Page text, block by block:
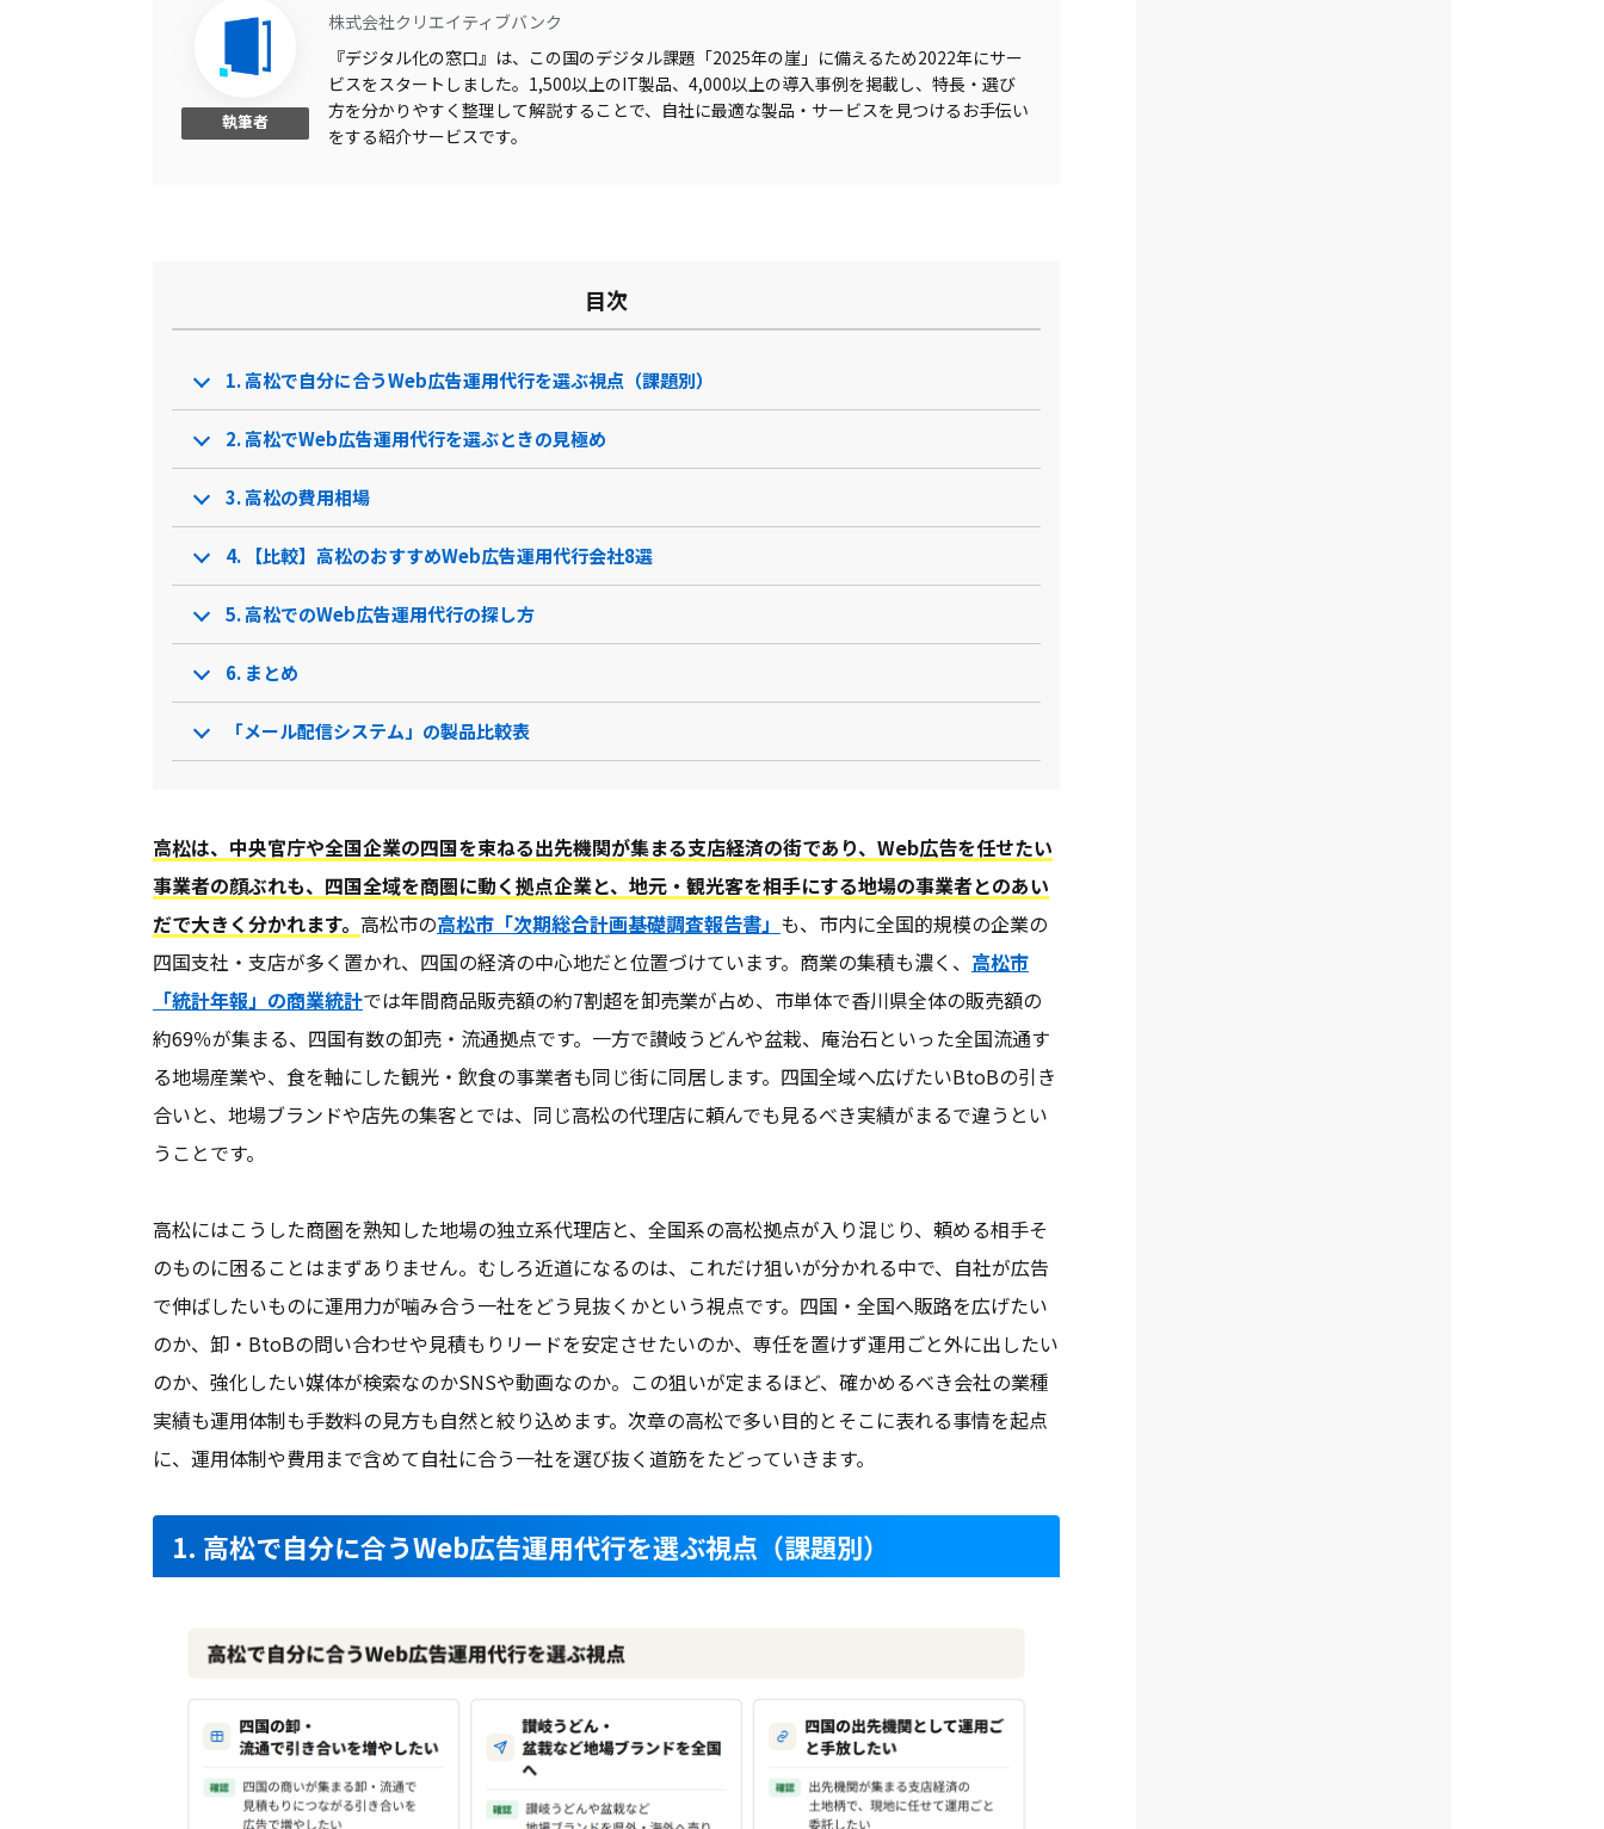
執筆者
株式会社クリエイティブバンク
『デジタル化の窓口』は、この国のデジタル課題「2025年の崖」に備えるため2022年にサー
ビスをスタートしました。1,500以上のIT製品、4,000以上の導入事例を掲載し、特長・選び
方を分かりやすく整理して解説することで、自社に最適な製品・サービスを見つけるお手伝い
をする紹介サービスです。
目次
1. 高松で自分に合うWeb広告運用代行を選ぶ視点（課題別）
2. 高松でWeb広告運用代行を選ぶときの見極め
3. 高松の費用相場
4. 【比較】高松のおすすめWeb広告運用代行会社8選
5. 高松でのWeb広告運用代行の探し方
6. まとめ
「メール配信システム」の製品比較表
高松は、中央官庁や全国企業の四国を束ねる出先機関が集まる支店経済の街であり、Web広告を任せたい
事業者の顔ぶれも、四国全域を商圏に動く拠点企業と、地元・観光客を相手にする地場の事業者とのあい
だで大きく分かれます。 高松市の高松市「次期総合計画基礎調査報告書」 も、市内に全国的規模の企業の
四国支社・支店が多く置かれ、四国の経済の中心地だと位置づけています。商業の集積も濃く、 高松市
「統計年報」の商業統計では年間商品販売額の約7割超を卸売業が占め、市単体で香川県全体の販売額の
約69％が集まる、四国有数の卸売・流通拠点です。一方で讃岐うどんや盆栽、庵治石といった全国流通す
る地場産業や、食を軸にした観光・飲食の事業者も同じ街に同居します。四国全域へ広げたいBtoBの引き
合いと、地場ブランドや店先の集客とでは、同じ高松の代理店に頼んでも見るべき実績がまるで違うとい
うことです。
高松にはこうした商圏を熟知した地場の独立系代理店と、全国系の高松拠点が入り混じり、頼める相手そ
のものに困ることはまずありません。むしろ近道になるのは、これだけ狙いが分かれる中で、自社が広告
で伸ばしたいものに運用力が噛み合う一社をどう見抜くかという視点です。四国・全国へ販路を広げたい
のか、卸・BtoBの問い合わせや見積もりリードを安定させたいのか、専任を置けず運用ごと外に出したい
のか、強化したい媒体が検索なのかSNSや動画なのか。この狙いが定まるほど、確かめるべき会社の業種
実績も運用体制も手数料の見方も自然と絞り込めます。次章の高松で多い目的とそこに表れる事情を起点
に、運用体制や費用まで含めて自社に合う一社を選び抜く道筋をたどっていきます。
1. 高松で自分に合うWeb広告運用代行を選ぶ視点（課題別）